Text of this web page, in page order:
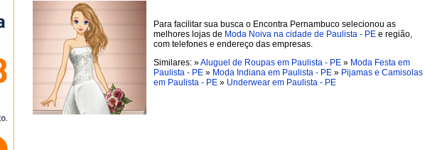
Para facilitar sua busca o Encontra Pernambuco selecionou as
melhores lojas de Moda Noiva na cidade de Paulista - PE e região,
com telefones e endereço das empresas.
Similares: »Aluguel de Roupas em Paulista - PE » Moda Festa em
Paulista - PE » Moda Indiana em Paulista - PE » Pijamas e Camisolas
em Paulista - PE » Underwear em Paulista - PE